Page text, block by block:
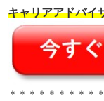
キャリアアドバイ
＊＊＊＊＊＊＊＊＊